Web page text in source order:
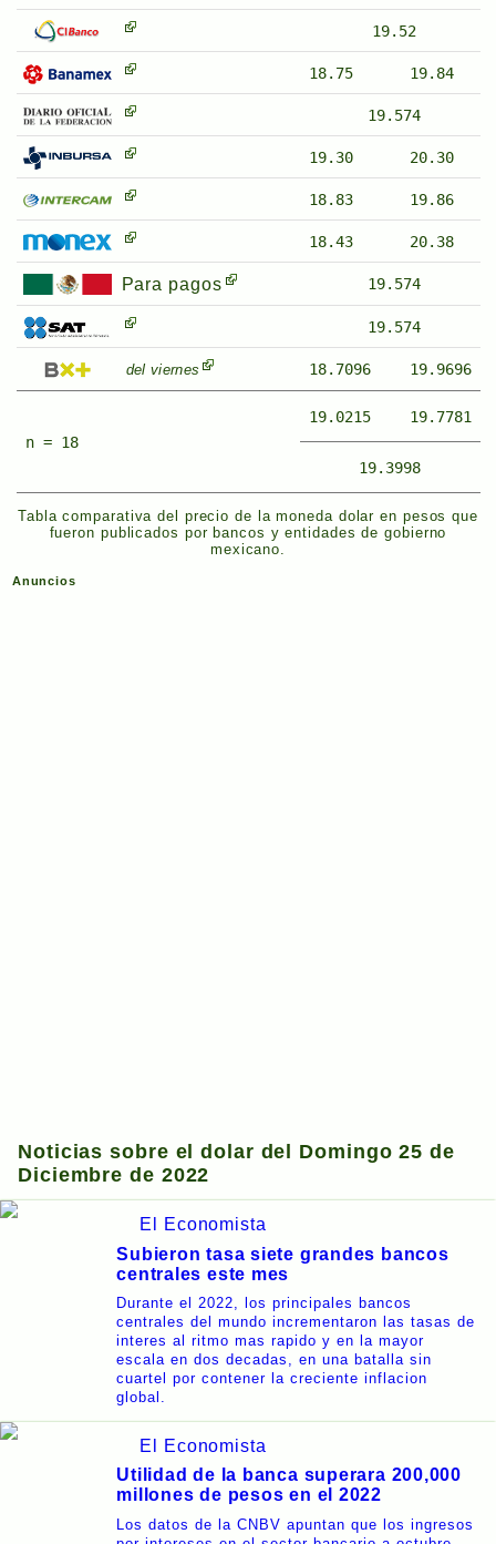
Tabla comparativa del precio de la moneda dolar en pesos que
fueron publicados por bancos y entidades de gobierno
mexicano.
19.52
18.75 19.84
19.574
19.30 20.30
18.83 19.86
18.43 20.38
Para pagos 19.574
19.574
del viernes 18.7096 19.9696
n = 18
19.0215 19.7781
19.3998
Anuncios
Noticias sobre el dolar del Domingo 25 de
Diciembre de 2022
El Economista
Subieron tasa siete grandes bancos
centrales este mes
Durante el 2022, los principales bancos
centrales del mundo incrementaron las tasas de
interes al ritmo mas rapido y en la mayor
escala en dos decadas, en una batalla sin
cuartel por contener la creciente inflacion
global.
El Economista
Utilidad de la banca superara 200,000
millones de pesos en el 2022
Los datos de la CNBV apuntan que los ingresos